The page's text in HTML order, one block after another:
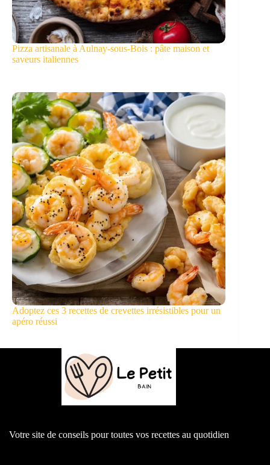
Pizza artisanale à Aulnay-sous-Bois : pâte maison et
saveurs italiennes
Adoptez ces 3 recettes de crevettes irrésistibles pour un
apéro réussi
Votre site de conseils pour toutes vos recettes au quotidien